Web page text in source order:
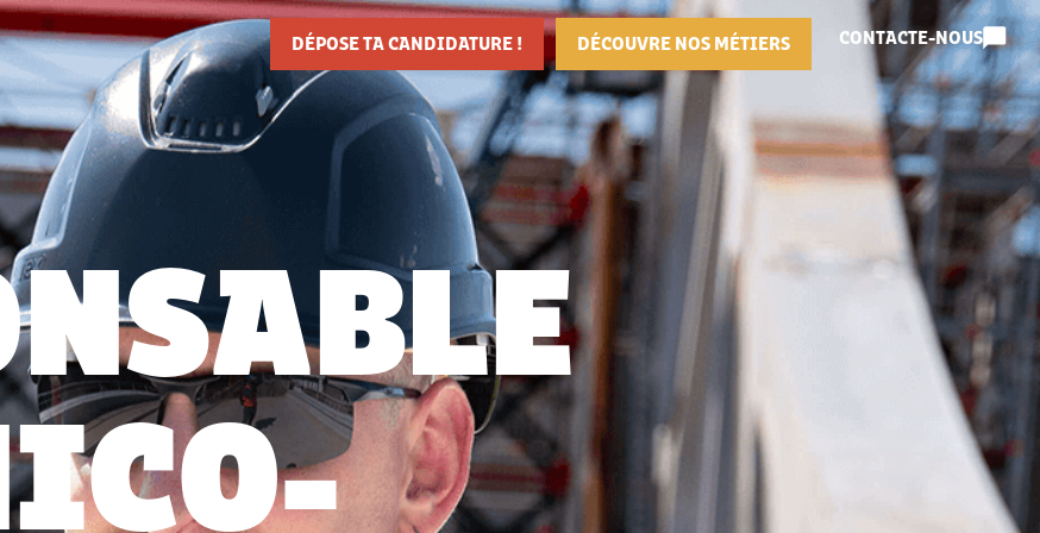
CONTACTE-NOUS
DÉCOUVRE NOS MÉTIERS
DÉPOSE TA CANDIDATURE !